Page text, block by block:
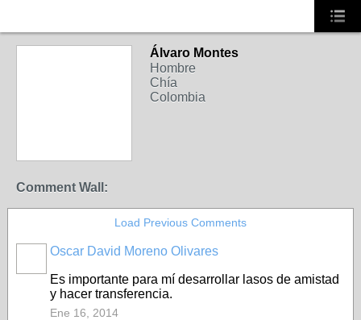
Álvaro Montes
Hombre
Chía
Colombia
Comment Wall:
Load Previous Comments
Oscar David Moreno Olivares
Es importante para mí desarrollar lasos de amistad
y hacer transferencia.
Ene 16, 2014